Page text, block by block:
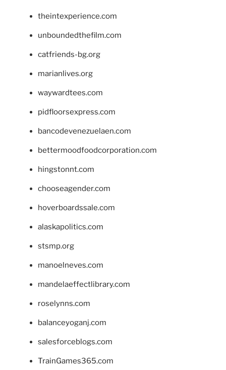
theintexperience.com
unboundedthefilm.com
catfriends-bg.org
marianlives.org
waywardtees.com
pidfloorsexpress.com
bancodevenezuelaen.com
bettermoodfoodcorporation.com
hingstonnt.com
chooseagender.com
hoverboardssale.com
alaskapolitics.com
stsmp.org
manoelneves.com
mandelaeffectlibrary.com
roselynns.com
balanceyoganj.com
salesforceblogs.com
TrainGames365.com